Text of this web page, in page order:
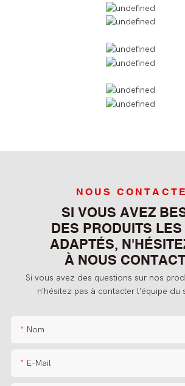
NOUS
SI VOUS AVEZ
DES PRODUITS
ADAPTÉS,
À NOUS
Si vous avez des questions sur nos
n'hésitez pas à contacter l'équipe du
Nom
E-Mail